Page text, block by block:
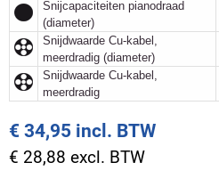
Snijcapaciteiten pianodraad
(diameter)
Snijdwaarde Cu-kabel,
meerdradig (diameter)
Snijdwaarde Cu-kabel,
meerdradig
€ 34,95 incl. BTW
€ 28,88 excl. BTW